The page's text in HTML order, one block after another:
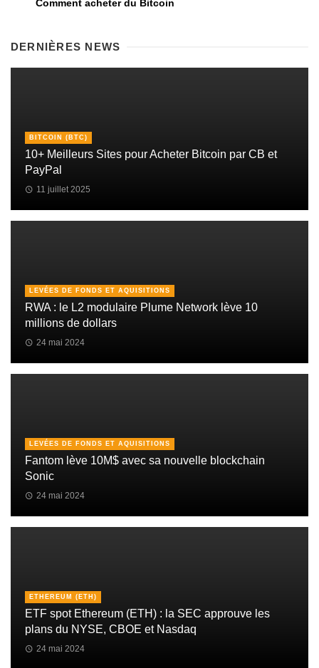
Comment acheter du Bitcoin
DERNIÈRES NEWS
BITCOIN (BTC)
10+ Meilleurs Sites pour Acheter Bitcoin par CB et
PayPal
11 juillet 2025
LEVÉES DE FONDS ET AQUISITIONS
RWA : le L2 modulaire Plume Network lève 10
millions de dollars
24 mai 2024
LEVÉES DE FONDS ET AQUISITIONS
Fantom lève 10M$ avec sa nouvelle blockchain
Sonic
24 mai 2024
ETHEREUM (ETH)
ETF spot Ethereum (ETH) : la SEC approuve les
plans du NYSE, CBOE et Nasdaq
24 mai 2024